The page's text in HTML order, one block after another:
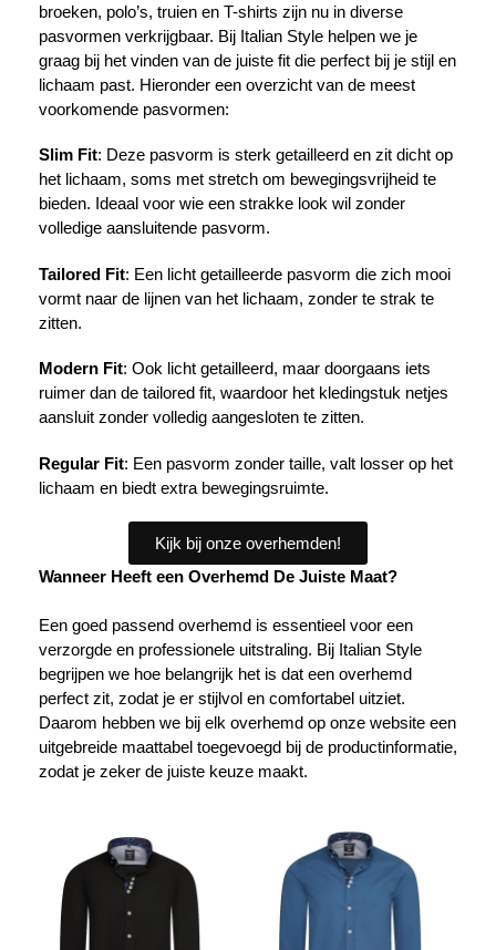
broeken, polo’s, truien en T-shirts zijn nu in diverse
pasvormen verkrijgbaar. Bij Italian Style helpen we je
graag bij het vinden van de juiste fit die perfect bij je stijl en
lichaam past. Hieronder een overzicht van de meest
voorkomende pasvormen:
Slim Fit: Deze pasvorm is sterk getailleerd en zit dicht op
het lichaam, soms met stretch om bewegingsvrijheid te
bieden. Ideaal voor wie een strakke look wil zonder
volledige aansluitende pasvorm.
Tailored Fit: Een licht getailleerde pasvorm die zich mooi
vormt naar de lijnen van het lichaam, zonder te strak te
zitten.
Modern Fit: Ook licht getailleerd, maar doorgaans iets
ruimer dan de tailored fit, waardoor het kledingstuk netjes
aansluit zonder volledig aangesloten te zitten.
Regular Fit: Een pasvorm zonder taille, valt losser op het
lichaam en biedt extra bewegingsruimte.
Kijk bij onze overhemden!
Wanneer Heeft een Overhemd De Juiste Maat?
Een goed passend overhemd is essentieel voor een
verzorgde en professionele uitstraling. Bij Italian Style
begrijpen we hoe belangrijk het is dat een overhemd
perfect zit, zodat je er stijlvol en comfortabel uitziet.
Daarom hebben we bij elk overhemd op onze website een
uitgebreide maattabel toegevoegd bij de productinformatie,
zodat je zeker de juiste keuze maakt.